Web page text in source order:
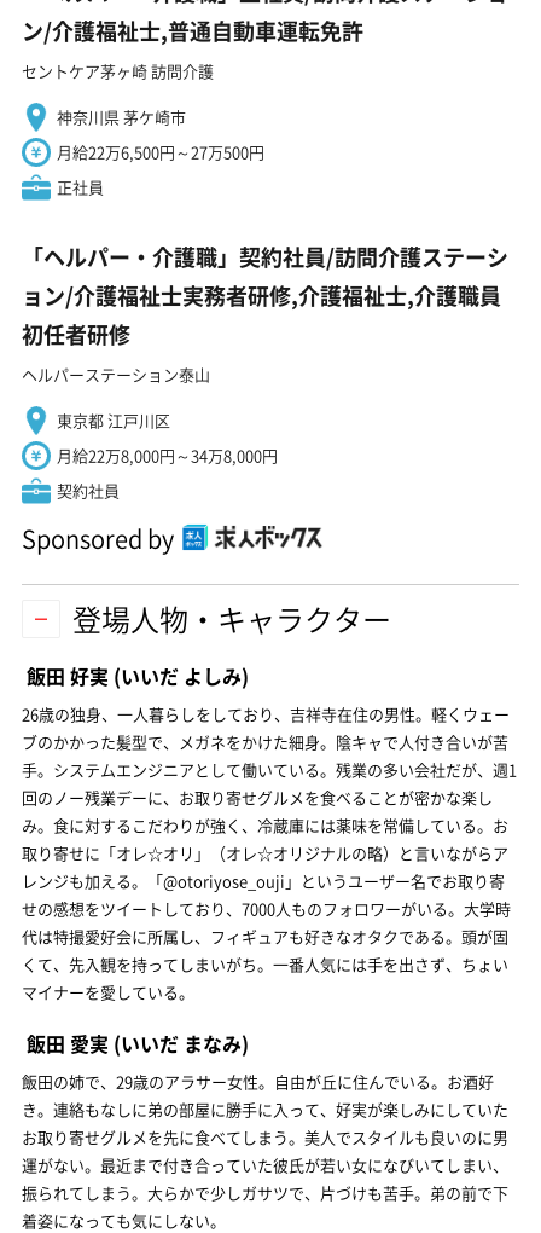
ン/介護福祉士,普通自動車運転免許
セントケア茅ヶ崎 訪問介護
神奈川県 茅ケ崎市
月給22万6,500円～27万500円
正社員
「ヘルパー・介護職」契約社員/訪問介護ステーシ
ョン/介護福祉士実務者研修,介護福祉士,介護職員
初任者研修
ヘルパーステーション泰山
東京都 江戸川区
月給22万8,000円～34万8,000円
契約社員
Sponsored by
登場人物・キャラクター
飯田 好実 (いいだ よしみ)
26歳の独身、一人暮らしをしており、吉祥寺在住の男性。軽くウェー
ブのかかった髪型で、メガネをかけた細身。陰キャで人付き合いが苦
手。システムエンジニアとして働いている。残業の多い会社だが、週1
回のノー残業デーに、お取り寄せグルメを食べることが密かな楽し
み。食に対するこだわりが強く、冷蔵庫には薬味を常備している。お
取り寄せに「オレ☆オリ」（オレ☆オリジナルの略）と言いながらア
レンジも加える。「@otoriyose_ouji」というユーザー名でお取り寄
せの感想をツイートしており、7000人ものフォロワーがいる。大学時
代は特撮愛好会に所属し、フィギュアも好きなオタクである。頭が固
くて、先入観を持ってしまいがち。一番人気には手を出さず、ちょい
マイナーを愛している。
飯田 愛実 (いいだ まなみ)
飯田の姉で、29歳のアラサー女性。自由が丘に住んでいる。お酒好
き。連絡もなしに弟の部屋に勝手に入って、好実が楽しみにしていた
お取り寄せグルメを先に食べてしまう。美人でスタイルも良いのに男
運がない。最近まで付き合っていた彼氏が若い女になびいてしまい、
振られてしまう。大らかで少しガサツで、片づけも苦手。弟の前で下
着姿になっても気にしない。